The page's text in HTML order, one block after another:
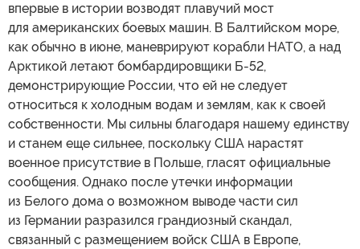
впервые в истории возводят плавучий мост
для американских боевых машин. В Балтийском море,
как обычно в июне, маневрируют корабли НАТО, а над
Арктикой летают бомбардировщики Б-52,
демонстрирующие России, что ей не следует
относиться к холодным водам и землям, как к своей
собственности. Мы сильны благодаря нашему единству
и станем еще сильнее, поскольку США нарастят
военное присутствие в Польше, гласят официальные
сообщения. Однако после утечки информации
из Белого дома о возможном выводе части сил
из Германии разразился грандиозный скандал,
связанный с размещением войск США в Европе,